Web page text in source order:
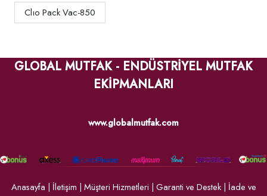
Clıo Pack Vac-850
GLOBAL MUTFAK - ENDÜSTRİYEL MUTFAK
EKİPMANLARI
www.globalmutfak.com
Anasayfa | İletişim | Müşteri Hizmetleri | Garanti ve Destek| İade ve